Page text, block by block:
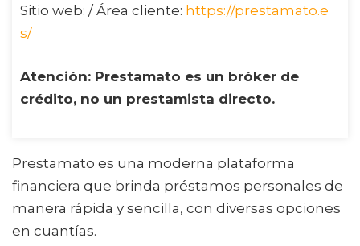
Sitio web: / Área cliente: https://prestamato.e
s/
Atención: Prestamato es un bróker de
crédito, no un prestamista directo.
Prestamato es una moderna plataforma
financiera que brinda préstamos personales de
manera rápida y sencilla, con diversas opciones
en cuantías.